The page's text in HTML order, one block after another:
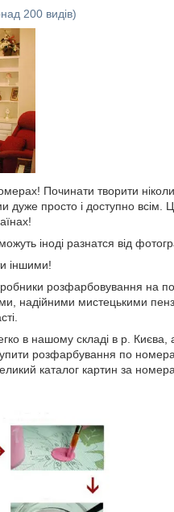
200 видів)
Починати творити
просто і доступно всім.
іноді разнатся від
іншими!
розфарбовування на
надійними мистецькими
в нашому складі в р. Києва,
розфарбування по
каталог картин за